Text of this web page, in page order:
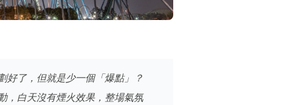
好了，但就是少一個「爆點」？
，白天沒有煙火效果，整場氣氛